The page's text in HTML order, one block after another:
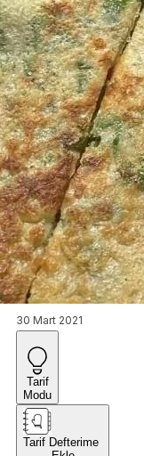
30 Mart 2021
Tarif
Modu
Tarif Defterime